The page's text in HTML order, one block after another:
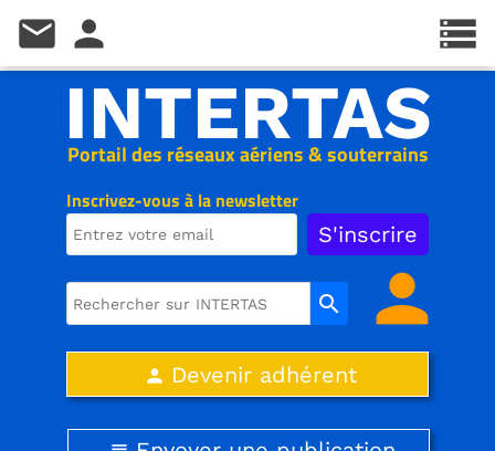
Inscrivez-vous à la newsletter
Portail des réseaux aériens & souterrains
INTERTAS
search person
person Devenir adhérent
storage
mail person